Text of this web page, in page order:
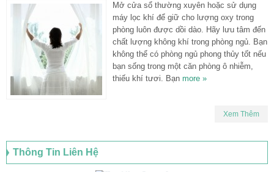
Mở cửa sổ thường xuyên hoặc sử dụng
máy lọc khí để giữ cho lượng oxy trong
phòng luôn được dồi dào. Hãy lưu tâm đến
chất lượng không khí trong phòng ngủ. Bạn
không thể có phòng ngủ phong thủy tốt nếu
bạn sống trong một căn phòng ô nhiễm,
thiếu khí tươi. Bạn more »
Xem Thêm
Thông Tin Liên Hệ